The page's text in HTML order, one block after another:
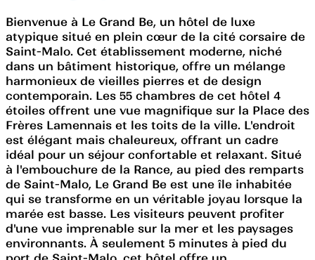
Bienvenue à Le Grand Be, un hôtel de luxe
atypique situé en plein cœur de la cité corsaire de
Saint-Malo. Cet établissement moderne, niché
dans un bâtiment historique, offre un mélange
harmonieux de vieilles pierres et de design
contemporain. Les 55 chambres de cet hôtel 4
étoiles offrent une vue magnifique sur la Place des
Frères Lamennais et les toits de la ville. L'endroit
est élégant mais chaleureux, offrant un cadre
idéal pour un séjour confortable et relaxant. Situé
à l'embouchure de la Rance, au pied des remparts
de Saint-Malo, Le Grand Be est une île inhabitée
qui se transforme en un véritable joyau lorsque la
marée est basse. Les visiteurs peuvent profiter
d'une vue imprenable sur la mer et les paysages
environnants. À seulement 5 minutes à pied du